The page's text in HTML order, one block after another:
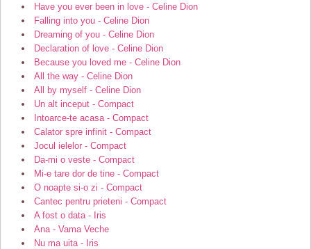
Have you ever been in love - Celine Dion
Falling into you - Celine Dion
Dreaming of you - Celine Dion
Declaration of love - Celine Dion
Because you loved me - Celine Dion
All the way - Celine Dion
All by myself - Celine Dion
Un alt inceput - Compact
Intoarce-te acasa - Compact
Calator spre infinit - Compact
Jocul ielelor - Compact
Da-mi o veste - Compact
Mi-e tare dor de tine - Compact
O noapte si-o zi - Compact
Cantec pentru prieteni - Compact
A fost o data - Iris
Ana - Vama Veche
Nu ma uita - Iris